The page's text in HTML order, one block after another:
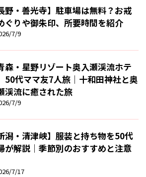
野・善光寺】駐車場は無料？お戒
ぐりや御朱印、所要時間を紹介
7/9
森・星野リゾート奥入瀬渓流ホテ
50代ママ友7人旅｜十和田神社と奥
渓流に癒された旅
7/9
潟・清津峡】服装と持ち物を50代
が解説｜季節別のおすすめと注意
7/17